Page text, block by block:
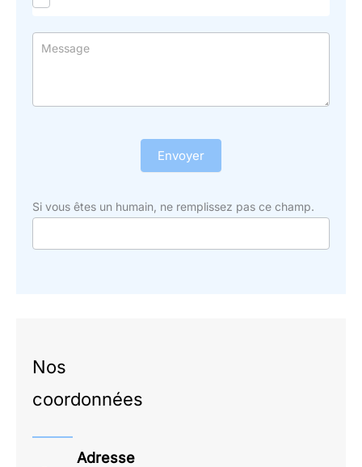
Envoyer
Si vous êtes un humain, ne remplissez pas ce champ.
Nos
coordonnées
Adresse